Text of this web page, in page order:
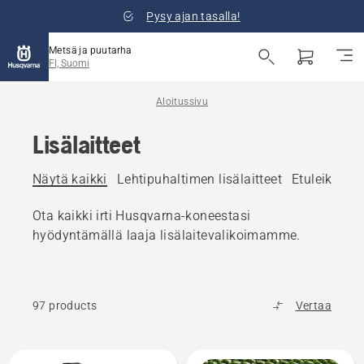
Pysy ajan tasalla!
Metsä ja puutarha
FI, Suomi
Aloitussivu
Lisälaitteet
Näytä kaikki Lehtipuhaltimen lisälaitteet
Ota kaikki irti Husqvarna-koneestasi
hyödyntämällä laaja lisälaitevalikoimamme.
97 products Vertaa